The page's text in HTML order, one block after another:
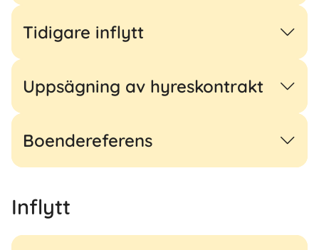
Tidigare inflytt
Uppsägning av hyreskontrakt
Boendereferens
Inflytt